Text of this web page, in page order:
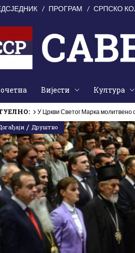
ПРОГРАМ СРПСКО
Вијести Култура
У Цркви Светог Марка молитвено
/ Друштво